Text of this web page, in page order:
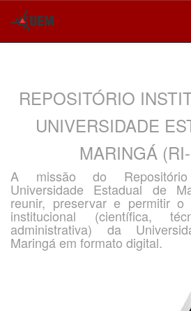
REPOSITÓRIO
UNIVERSIDADE
MARINGÁ
A missão do
Universidade Estadual de
reunir, preservar e permitir
institucional (científica,
administrativa) da
Maringá em formato digital.